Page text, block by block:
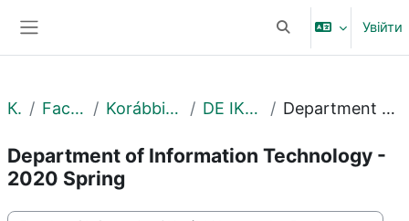
ПереключитиУвійти
Курси Faculty of Informatics Korábbi kurzusok - Previous courses DE IK - 2020. tavasz - Spring Department of Information Technology - 2020 Spring
Department of Information Technology -
2020 Spring